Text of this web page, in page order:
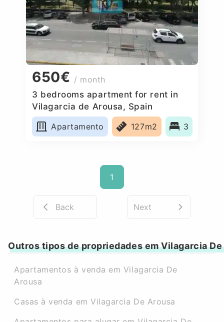
650€ / month
3 bedrooms apartment for rent in
Vilagarcia de Arousa, Spain
Apartamento
127m2 3
1
Back Next
Outros tipos de propriedades em Vilagarcia
Apartamentos à venda em Vilagarcia De
Arousa
Casas à venda em Vilagarcia De Arousa